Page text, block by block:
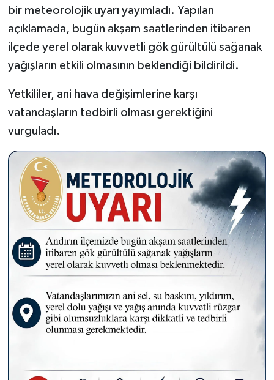
bir meteorolojik uyarı yayımladı. Yapılan
açıklamada, bugün akşam saatlerinden itibaren
ilçede yerel olarak kuvvetli gök gürültülü sağanak
yağışların etkili olmasının beklendiği bildirildi.
Yetkililer, ani hava değişimlerine karşı
vatandaşların tedbirli olması gerektiğini
vurguladı.
Yaşam
KAHRAMANMARAŞ